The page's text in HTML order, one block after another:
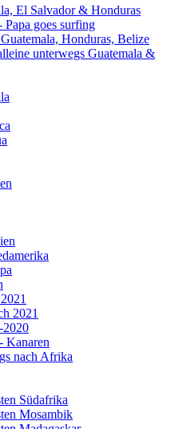
Peru
Ecuador
Kolumbien
& Ozeanian
2007
2004
2003
El Salvador & Honduras
Papa goes surfing
Honduras, Belize
unterwegs Guatemala &
2021
2020
Kanaren
nach Afrika
Südafrika
Mosambik